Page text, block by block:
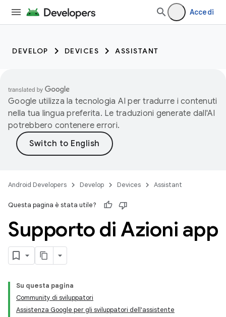
Accedi
DEVELOP DEVICES ASSISTANT
Google utilizza la tecnologia AI per tradurre i contenuti
nella tua lingua preferita. Le traduzioni generate dall'AI
potrebbero contenere errori.
Android Developers Develop Devices Assistant
Questa pagina è stata utile?
Supporto di Azioni app
Su questa pagina
Community di sviluppatori
Assistenza Google per gli sviluppatori dell'assistente